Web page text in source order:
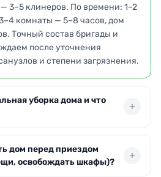
3–5 клинеров. По времени: 1–2
комнаты — 5–8 часов, дом
Точный состав бригады и
после уточнения
и степени загрязнения.
уборка дома и что
обычно входят:
уборка кухни
дом перед приездом
освобождать шкафы)?